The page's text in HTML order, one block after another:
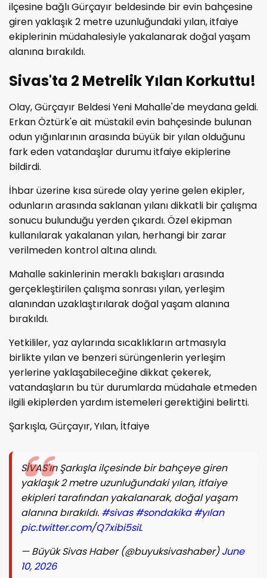
ilçesine bağlı Gürçayır beldesinde bir evin bahçesine
giren yaklaşık 2 metre uzunluğundaki yılan, itfaiye
ekiplerinin müdahalesiyle yakalanarak doğal yaşam
alanına bırakıldı.
Sivas'ta 2 Metrelik Yılan Korkuttu!
Olay, Gürçayır Beldesi Yeni Mahalle'de meydana geldi.
Erkan Öztürk'e ait müstakil evin bahçesinde bulunan
odun yığınlarının arasında büyük bir yılan olduğunu
fark eden vatandaşlar durumu itfaiye ekiplerine
bildirdi.
İhbar üzerine kısa sürede olay yerine gelen ekipler,
odunların arasında saklanan yılanı dikkatli bir çalışma
sonucu bulunduğu yerden çıkardı. Özel ekipman
kullanılarak yakalanan yılan, herhangi bir zarar
verilmeden kontrol altına alındı.
Mahalle sakinlerinin meraklı bakışları arasında
gerçekleştirilen çalışma sonrası yılan, yerleşim
alanından uzaklaştırılarak doğal yaşam alanına
bırakıldı.
Yetkililer, yaz aylarında sıcaklıkların artmasıyla
birlikte yılan ve benzeri sürüngenlerin yerleşim
yerlerine yaklaşabileceğine dikkat çekerek,
vatandaşların bu tür durumlarda müdahale etmeden
ilgili ekiplerden yardım istemeleri gerektiğini belirtti.
Şarkışla, Gürçayır, Yılan, İtfaiye
SİVAS'ın Şarkışla ilçesinde bir bahçeye giren
yaklaşık 2 metre uzunluğundaki yılan, itfaiye
ekipleri tarafından yakalanarak, doğal yaşam
alanına bırakıldı. #sivas #sondakika #yılan
pic.twitter.com/Q7xibi5siL
— Büyük Sivas Haber (@buyuksivashaber)June
10, 2026